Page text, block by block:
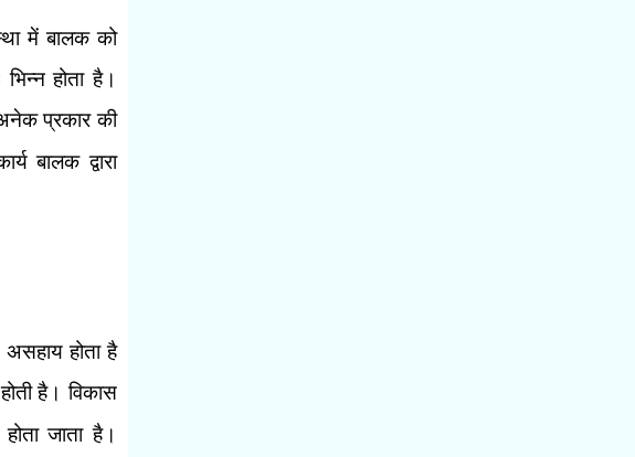
में बालक को
होता है।
प्रकार की
बालक द्वारा
होता है
है। विकास
जाता है।